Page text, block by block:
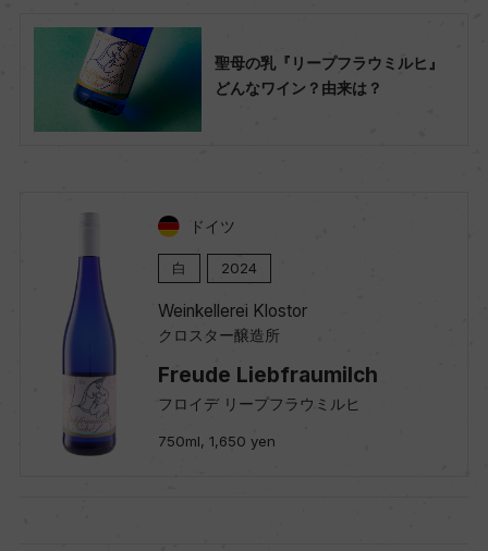
聖母の乳『リープフラウミルヒ』
どんなワイン？由来は？
ドイツ
白 2024
Weinkellerei Klostor
クロスター醸造所
Freude Liebfraumilch
フロイデ リープフラウミルヒ
750ml, 1,650 yen